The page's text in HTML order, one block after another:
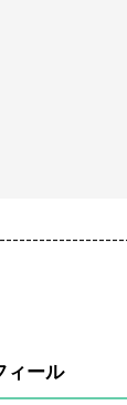
ィール